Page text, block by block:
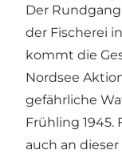
Der
der Fischerei
kommt die
Nordsee
gefährliche
Frühling 1945.
auch an